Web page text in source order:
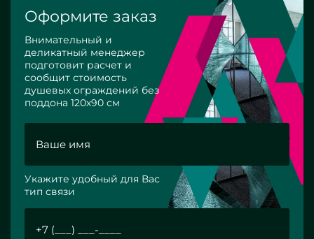
Оформите заказ
Внимательный и
деликатный менеджер
подготовит расчет и
сообщит стоимость
душевых ограждений без
поддона 120х90 см
Укажите удобный для Вас
тип связи